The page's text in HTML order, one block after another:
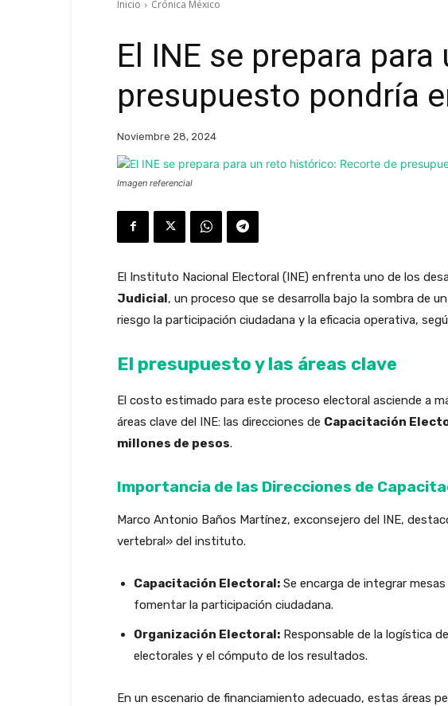
Inicio Crónica México
El INE se prepara
presupuesto pondría
Noviembre 28, 2024
Imagen referencial
El Instituto Nacional Electoral (INE) enfrenta uno de los
Judicial, un proceso que se desarrolla bajo la sombra de
riesgo la participación ciudadana y la eficacia operativa,
El presupuesto y las áreas clave
El costo estimado para este proceso electoral asciende a
áreas clave del INE: las direcciones de Capacitación
millones de pesos.
Importancia de las Direcciones de
Marco Antonio Baños Martínez, exconsejero del INE,
vertebral» del instituto.
Capacitación Electoral: Se encarga de integrar
fomentar la participación ciudadana.
Organización Electoral: Responsable de la logística
electorales y el cómputo de los resultados.
En un escenario de financiamiento adecuado, estas áreas